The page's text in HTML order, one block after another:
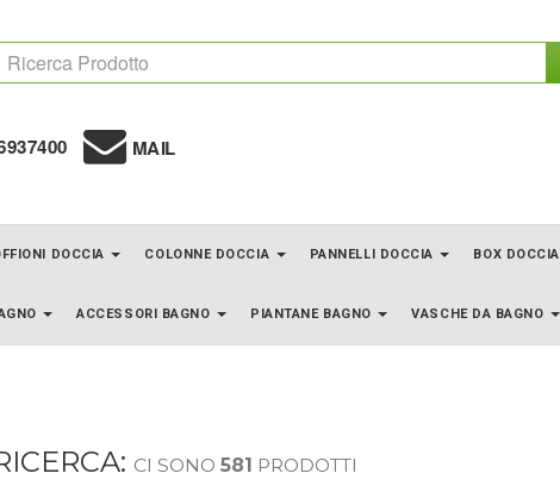
MAIL
DOCCIA COLONNE DOCCIA PANNELLI DOCCIA BOX DOCCIA
ACCESSORI BAGNO PIANTANE BAGNO VASCHE DA BAGNO
CI SONO 581 PRODOTTI